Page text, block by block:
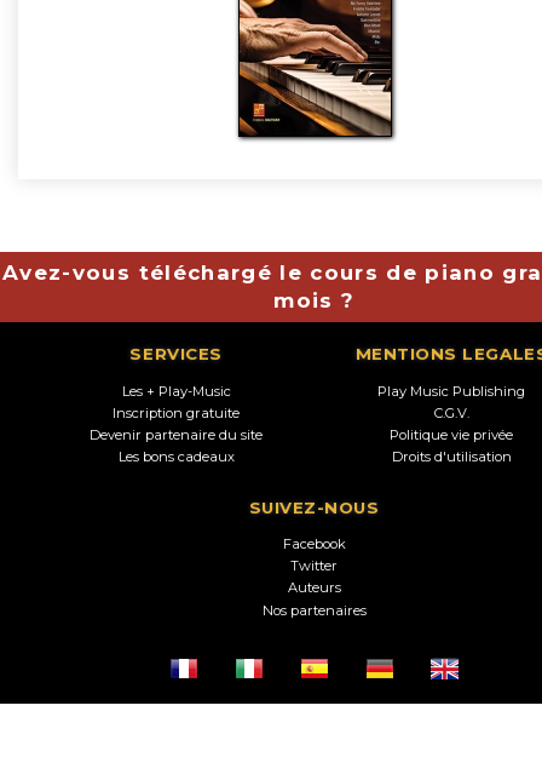
Avez-vous téléchargé le cours de piano
mois ?
SERVICES
Les + Play-Music
Inscription gratuite
Devenir partenaire du site
Les bons cadeaux
MENTIONS
Play Music Publishing
C.G.V.
Politique vie privée
Droits d'utilisation
SUIVEZ-NOUS
Facebook
Twitter
Auteurs
Nos partenaires